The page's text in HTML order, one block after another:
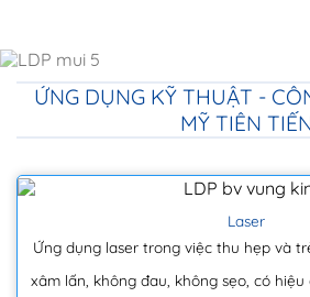
ỨNG DỤNG KỸ THUẬT -
MỸ TIÊN
Laser
Ứng dụng laser trong việc thu hẹp và
xâm lấn, không đau, không sẹo, có